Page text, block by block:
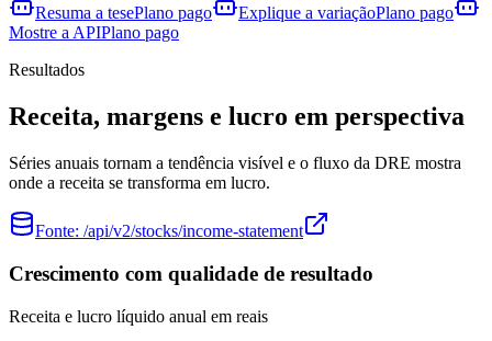
Resuma a tesePlano pago Explique a variaçãoPlano pago
Mostre a APIPlano pago
Resultados
Receita, margens e lucro em perspectiva
Séries anuais tornam a tendência visível e o fluxo da DRE mostra
onde a receita se transforma em lucro.
Fonte: /api/v2/stocks/income-statement
Crescimento com qualidade de resultado
Receita e lucro líquido anual em reais